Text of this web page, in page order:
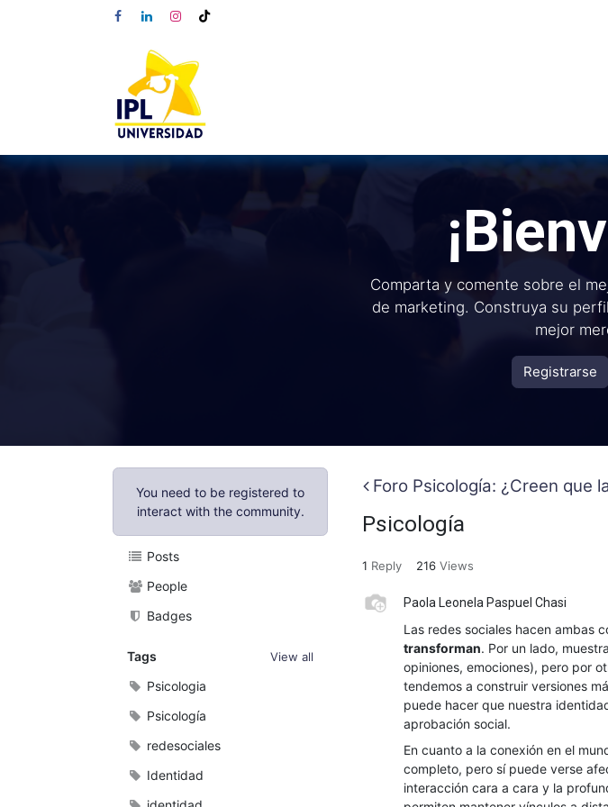
Comparta y comente sobre el
de marketing. Construya su
mejor
Registrarse
You need to be registered to
interact with the community.
Posts
People
Badges
Tags View all
Psicologia
Psicología
redesociales
Identidad
Foro Psicología: ¿Creen que
Psicología
1 Reply 216 Views
Paola Leonela Paspuel Chasi
Las redes sociales hacen ambas
transforman. Por un lado,
opiniones, emociones), pero por
tendemos a construir versiones
puede hacer que nuestra
aprobación social.
En cuanto a la conexión en el
completo, pero sí puede verse
interacción cara a cara y la